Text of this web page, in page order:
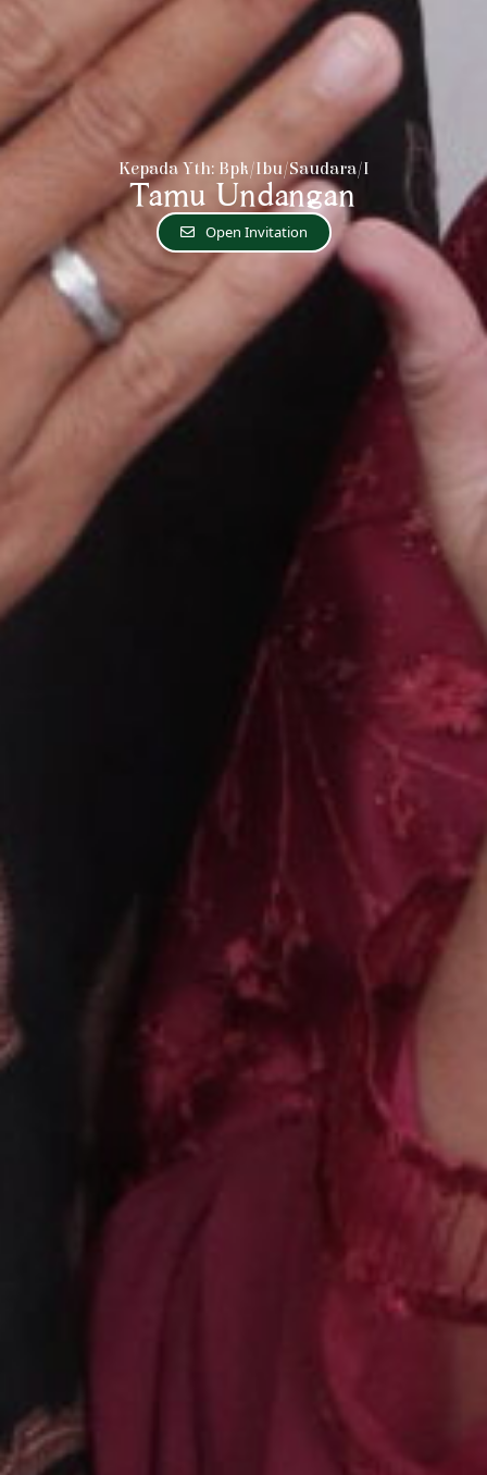
Kepada Yth: Bpk/Ibu/Saudara/i
Tamu Undangan
Open Invitation